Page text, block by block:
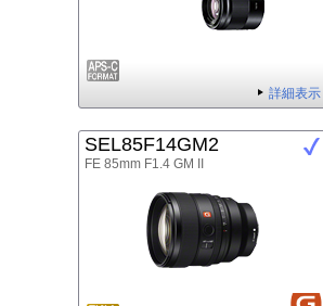
詳細表示
SEL85F14GM2
FE 85mm F1.4 GM II